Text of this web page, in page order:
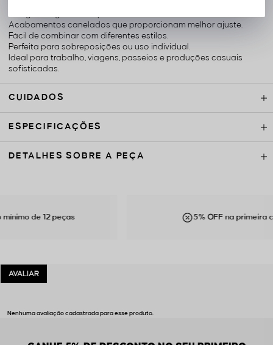
Acabamentos canelados que proporcionam melhor ajuste.
Fácil de combinar com diferentes estilos.
Perfeita para sobreposições ou uso individual.
Ideal para trabalho, viagens, passeios e produções casuais
sofisticadas.
CUIDADOS
ESPECIFICAÇÕES
DETALHES SOBRE A PEÇA
de 12 peças 5% OFF na primeira
Nenhuma avaliação cadastrada para esse produto.